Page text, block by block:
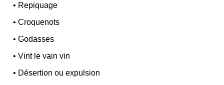
• Repiquage
•Croquenots
•Godasses
•Vint le vain vin
• Désertion ou expulsion